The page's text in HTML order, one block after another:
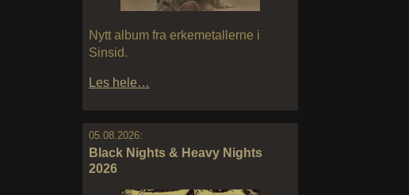
Nytt album fra erkemetallerne i
Sinsid.
Les hele…
05.08.2026:
Black Nights & Heavy Nights
2026